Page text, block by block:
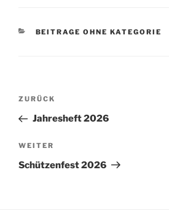
KATEGORIEN
BEITRAGE OHNE KATEGORIE
Beitragsnavigation
Vorheriger
Beitrag
ZURÜCK
Jahresheft 2026
Nächster
Beitrag
WEITER
Schützenfest 2026